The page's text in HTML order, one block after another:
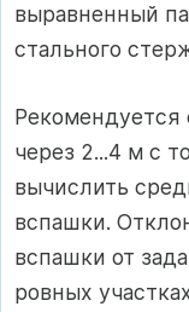
выравненный
стального
Рекомендуется
через 2...4 м с
вычислить
вспашки.
вспашки от
ровных